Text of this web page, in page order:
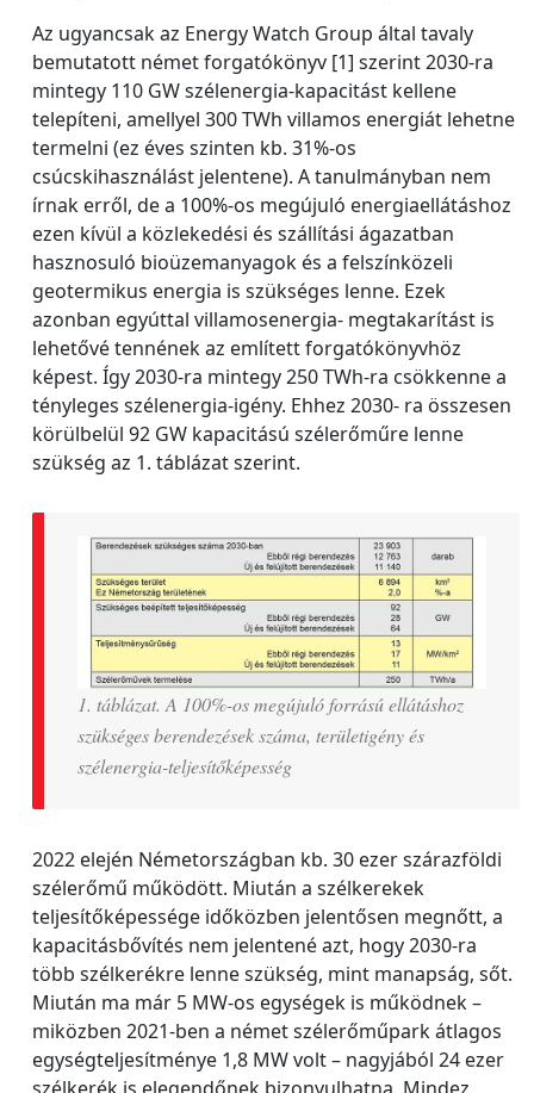
Az ugyancsak az Energy Watch Group által tavaly
bemutatott német forgatókönyv [1] szerint 2030-ra
mintegy 110 GW szélenergia-kapacitást kellene
telepíteni, amellyel 300 TWh villamos energiát lehetne
termelni (ez éves szinten kb. 31%-os
csúcskihasználást jelentene). A tanulmányban nem
írnak erről, de a 100%-os megújuló energiaellátáshoz
ezen kívül a közlekedési és szállítási ágazatban
hasznosuló bioüzemanyagok és a felszínközeli
geotermikus energia is szükséges lenne. Ezek
azonban egyúttal villamosenergia- megtakarítást is
lehetővé tennének az említett forgatókönyvhöz
képest. Így 2030-ra mintegy 250 TWh-ra csökkenne a
tényleges szélenergia-igény. Ehhez 2030- ra összesen
körülbelül 92 GW kapacitású szélerőműre lenne
szükség az 1. táblázat szerint.
1. táblázat. A 100%-os megújuló forrású ellátáshoz
szükséges berendezések száma, területigény és
szélenergia-teljesítőképesség
2022 elején Németországban kb. 30 ezer szárazföldi
szélerőmű működött. Miután a szélkerekek
teljesítőképessége időközben jelentősen megnőtt, a
kapacitásbővítés nem jelentené azt, hogy 2030-ra
több szélkerékre lenne szükség, mint manapság, sőt.
Miután ma már 5 MW-os egységek is működnek –
miközben 2021-ben a német szélerőműpark átlagos
egységteljesítménye 1,8 MW volt – nagyjából 24 ezer